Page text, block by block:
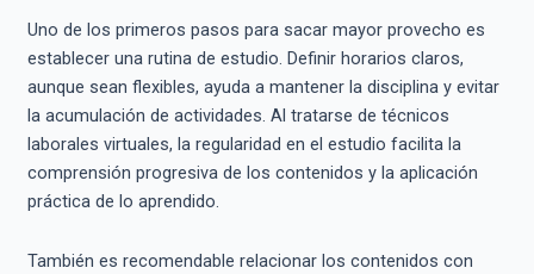
Uno de los primeros pasos para sacar mayor provecho es
establecer una rutina de estudio. Definir horarios claros,
aunque sean flexibles, ayuda a mantener la disciplina y evitar
la acumulación de actividades. Al tratarse de técnicos
laborales virtuales, la regularidad en el estudio facilita la
comprensión progresiva de los contenidos y la aplicación
práctica de lo aprendido.
También es recomendable relacionar los contenidos con